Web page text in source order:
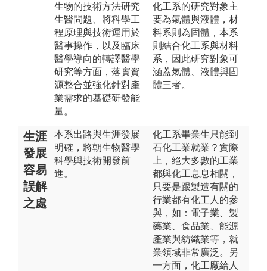
生物的技術方法研究
生醫問題、將科學工
程原理與技術運用於
醫事操作，以及臨床
醫學導向的轉譯醫學
研究等方面，落實資
源整合並強化針對產
業需求的基礎研發能
量。
化工系的研究對象主
要為氣體與液體，材
料系則為固體，本系
則結合化工系與材料
系，因此研究對象可
涵蓋氣體、液體與固
體三者。
生涯
發展
容易
誤解
之處
本系出路與生涯發展
明確，將朝生物醫學
科學與技術開發前
進。
化工系畢業生只能到
石化工業就業？實際
上，絕大多數的工業
都與化工息息相關，
只要是跟製造有關的
行業都有化工人的參
與，如：電子業、製
藥業、食品業、能源
產業與紡織業等，就
業領域非常廣泛。另
一方面，化工廠給人